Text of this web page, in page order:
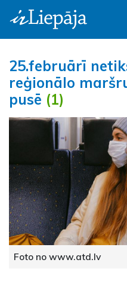
25.februārī
reģionālo
pusē (1)
Foto no www.atd.lv